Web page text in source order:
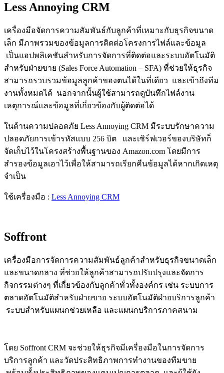
Less Annoying CRM
เครื่องมือจัดการความสัมพันธ์กับลูกค้าที่เหมาะกับธุรกิจขนาด
เล็ก มีภาพรวมของข้อมูลการติดต่อโครงการไฟล์และข้อมูล
เป็นแอปพลิเคชันสำหรับการจัดการที่ติดต่อและระบบอัตโนมัติ
สำหรับฝ่ายขาย (Sales Force Automation – SFA) ที่ช่วยให้ธุรกิจ
สามารถรวบรวมข้อมูลลูกค้าของตนได้ในที่เดียว และเข้าถึงทีม
งานทั้งหมดได้ นอกจากนั้นผู้ใช้สามารถดูบันทึกไฟล์งาน
เหตุการณ์และข้อมูลที่เกี่ยวข้องกับผู้ติดต่อได้
ในด้านความปลอดภัย Less Annoying CRM มีระบบรักษาความ
ปลอดภัยการเข้ารหัสแบบ 256 บิต และเซิร์ฟเวอร์ของบริษัทก็
จัดเก็บไว้ในโครงสร้างพื้นฐานของ Amazon.com โดยมีการ
สำรองข้อมูลเอาไว้เพื่อให้สามารถเรียกคืนข้อมูลได้หากเกิดเหตุ
จำเป็น
ใช้เครื่องมือ : Less Annoying CRM
Soffront
เครื่องมือการจัดการความสัมพันธ์ลูกค้าสำหรับธุรกิจขนาดเล็ก
และขนาดกลาง ที่ช่วยให้ลูกค้าสามารถปรับปรุงและจัดการ
กิจกรรมต่างๆ ที่เกี่ยวข้องกับลูกค้าทั่วทั้งองค์กร เช่น ระบบการ
ตลาดอัตโนมัติสำหรับฝ่ายขาย ระบบอัตโนมัติฝ่ายบริการลูกค้า
ระบบสำหรับแผนกช่วยเหลือ และแผนกบริการภาคสนาม
โดย Soffront CRM จะช่วยให้ธุรกิจมีเครื่องมือในการจัดการ
บริการลูกค้า และวัดประสิทธิภาพการทำงานของทีมขาย